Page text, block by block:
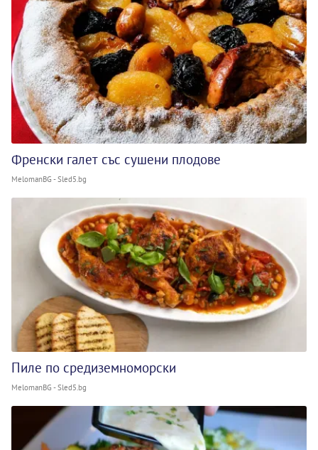
Френски галет със сушени плодове
MelomanBG - Sled5.bg
Пиле по средиземноморски
MelomanBG - Sled5.bg